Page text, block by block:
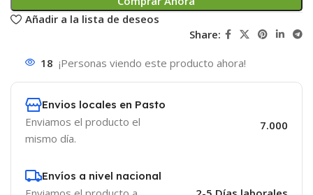
Añadir a la lista de deseos
Share:
18 ¡Personas viendo este producto ahora!
Envios locales en Pasto
Enviamos el producto el
mismo día.
7.000
Envíos a nivel nacional